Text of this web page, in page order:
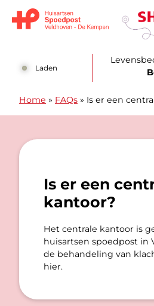
Laden
Home » FAQs » Is er een
Is er een
kantoor?
Het centrale kantoor is
huisartsen spoedpost in
de behandeling van
hier.